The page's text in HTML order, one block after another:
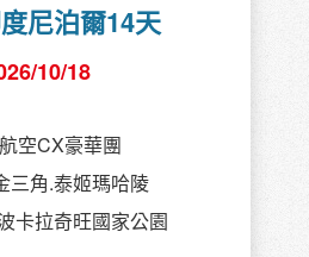
尼泊爾14天
10/18
空CX豪華團
三角.泰姬瑪哈陵
卡拉奇旺國家公園